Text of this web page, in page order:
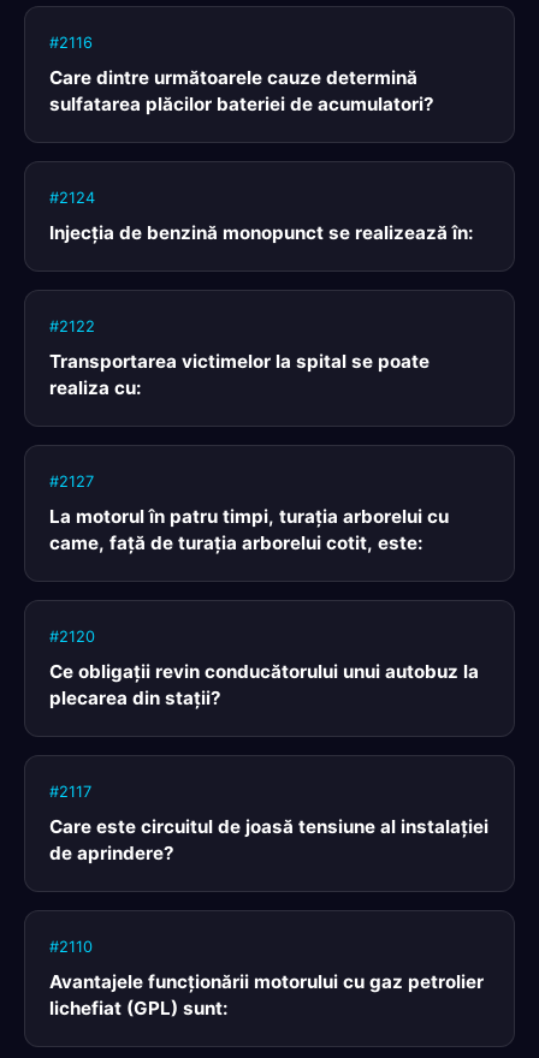
#2116
Care dintre următoarele cauze determină
sulfatarea plăcilor bateriei de acumulatori?
#2124
Injecţia de benzină monopunct se realizează în:
#2122
Transportarea victimelor la spital se poate
realiza cu:
#2127
La motorul în patru timpi, turaţia arborelui cu
came, faţă de turaţia arborelui cotit, este:
#2120
Ce obligaţii revin conducătorului unui autobuz la
plecarea din staţii?
#2117
Care este circuitul de joasă tensiune al instalaţiei
de aprindere?
#2110
Avantajele funcţionării motorului cu gaz petrolier
lichefiat (GPL) sunt: